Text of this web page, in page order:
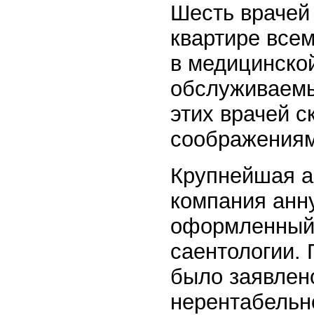
Шесть
квартире
в
этих врачей
Крупнейшая
компания
саентологии.
было